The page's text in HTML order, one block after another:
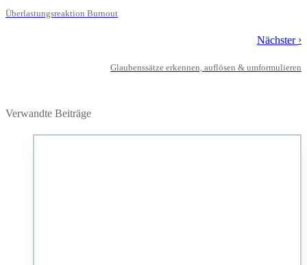
Überlastungsreaktion Burnout
Nächster ›
Glaubenssätze erkennen, auflösen & umformulieren
Verwandte Beiträge